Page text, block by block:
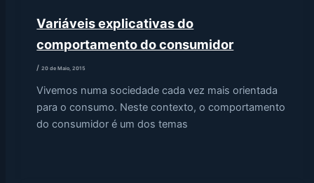
Variáveis explicativas do
comportamento do consumidor
/20 de Maio, 2015
Vivemos numa sociedade cada vez mais orientada
para o consumo. Neste contexto, o comportamento
do consumidor é um dos temas